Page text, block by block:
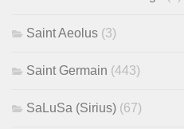
Saint Aeolus (3)
Saint Germain (443)
SaLuSa (Sirius) (67)